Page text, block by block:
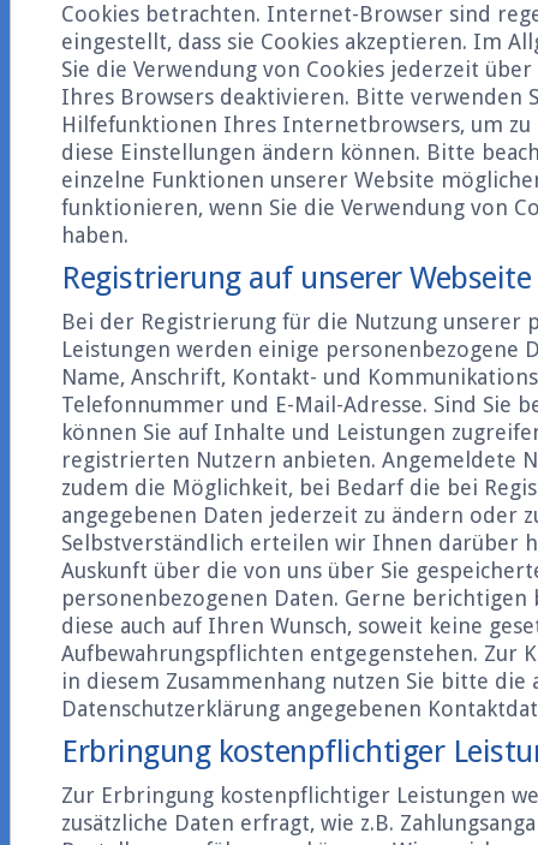
Cookies betrachten. Internet-Browser sind
eingestellt, dass sie Cookies akzeptieren. Im
Sie die Verwendung von Cookies jederzeit
Ihres Browsers deaktivieren. Bitte verwenden
Hilfefunktionen Ihres Internetbrowsers, um zu
diese Einstellungen ändern können. Bitte
einzelne Funktionen unserer Website
funktionieren, wenn Sie die Verwendung von
haben.
Registrierung auf unserer Webseite
Bei der Registrierung für die Nutzung unserer
Leistungen werden einige personenbezogene
Name, Anschrift, Kontakt- und
Telefonnummer und E-Mail-Adresse. Sind Sie
können Sie auf Inhalte und Leistungen
registrierten Nutzern anbieten. Angemeldete
zudem die Möglichkeit, bei Bedarf die bei
angegebenen Daten jederzeit zu ändern oder
Selbstverständlich erteilen wir Ihnen darüber
Auskunft über die von uns über Sie
personenbezogenen Daten. Gerne berichtigen
diese auch auf Ihren Wunsch, soweit keine
Aufbewahrungspflichten entgegenstehen. Zur
in diesem Zusammenhang nutzen Sie bitte die
Datenschutzerklärung angegebenen
Erbringung kostenpflichtiger
Zur Erbringung kostenpflichtiger Leistungen
zusätzliche Daten erfragt, wie z.B.